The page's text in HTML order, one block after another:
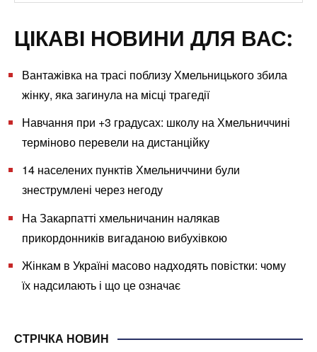
ЦІКАВІ НОВИНИ ДЛЯ ВАС:
Вантажівка на трасі поблизу Хмельницького збила
жінку, яка загинула на місці трагедії
Навчання при +3 градусах: школу на Хмельниччині
терміново перевели на дистанційку
14 населених пунктів Хмельниччини були
знеструмлені через негоду
На Закарпатті хмельничанин налякав
прикордонників вигаданою вибухівкою
Жінкам в Україні масово надходять повістки: чому
їх надсилають і що це означає
СТРІЧКА НОВИН